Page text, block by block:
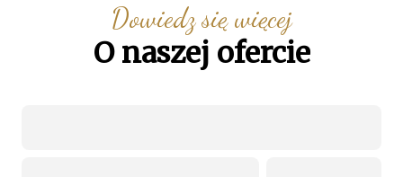
Dowiedz się więcej
O naszej ofercie